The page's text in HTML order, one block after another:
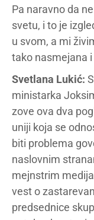
Pa naravno da
svetu, i to je
u svom, a mi
tako nasmejana
Svetlana Lukić:
ministarka
zove ova dva
uniji koja se
biti problema
naslovnim
mejnstrim
vest o
predsednice